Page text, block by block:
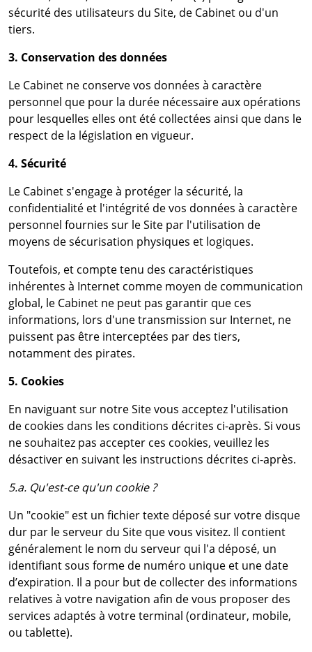
sécurité des utilisateurs du Site, de Cabinet ou d'un
tiers.
3. Conservation des données
Le Cabinet ne conserve vos données à caractère
personnel que pour la durée nécessaire aux opérations
pour lesquelles elles ont été collectées ainsi que dans le
respect de la législation en vigueur.
4. Sécurité
Le Cabinet s'engage à protéger la sécurité, la
confidentialité et l'intégrité de vos données à caractère
personnel fournies sur le Site par l'utilisation de
moyens de sécurisation physiques et logiques.
Toutefois, et compte tenu des caractéristiques
inhérentes à Internet comme moyen de communication
global, le Cabinet ne peut pas garantir que ces
informations, lors d'une transmission sur Internet, ne
puissent pas être interceptées par des tiers,
notamment des pirates.
5. Cookies
En naviguant sur notre Site vous acceptez l'utilisation
de cookies dans les conditions décrites ci-après. Si vous
ne souhaitez pas accepter ces cookies, veuillez les
désactiver en suivant les instructions décrites ci-après.
5.a. Qu'est-ce qu'un cookie ?
Un "cookie" est un fichier texte déposé sur votre disque
dur par le serveur du Site que vous visitez. Il contient
généralement le nom du serveur qui l'a déposé, un
identifiant sous forme de numéro unique et une date
d’expiration. Il a pour but de collecter des informations
relatives à votre navigation afin de vous proposer des
services adaptés à votre terminal (ordinateur, mobile,
ou tablette).